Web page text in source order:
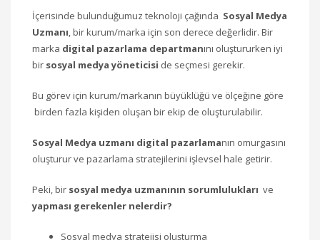
İçerisinde bulunduğumuz teknoloji çağında Sosyal Medya
Uzmanı, bir kurum/marka için son derece değerlidir. Bir
marka digital pazarlama departmanını oluştururken iyi
bir sosyal medya yöneticisi de seçmesi gerekir.
Bu görev için kurum/markanın büyüklüğü ve ölçeğine göre
birden fazla kişiden oluşan bir ekip de oluşturulabilir.
Sosyal Medya uzmanı digital pazarlamanın omurgasını
oluşturur ve pazarlama stratejilerini işlevsel hale getirir.
Peki, bir sosyal medya uzmanının sorumlulukları ve
yapması gerekenler nelerdir?
Sosyal medya stratejisi oluşturma